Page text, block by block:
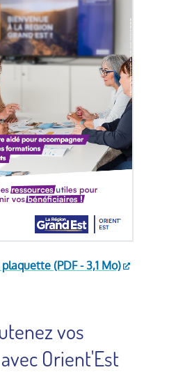
(PDF - 3,1 Mo)
vos
Orient'Est